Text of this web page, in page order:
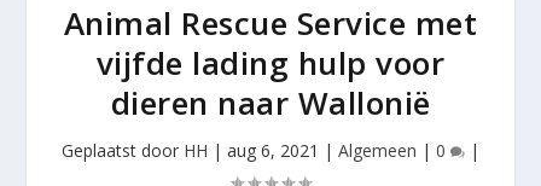
Animal Rescue Service met
vijfde lading hulp voor
dieren naar Wallonië
Geplaatst door HH | aug 6, 2021 | Algemeen | 0 |